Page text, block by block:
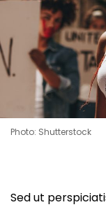
Photo: Shutterstock
Sed ut